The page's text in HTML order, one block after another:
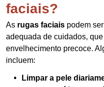
faciais?
As rugas faciais podem
adequada de cuidados,
envelhecimento precoce.
incluem:
Limpar a pele